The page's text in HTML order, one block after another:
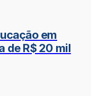
em
de R$ 20 mil